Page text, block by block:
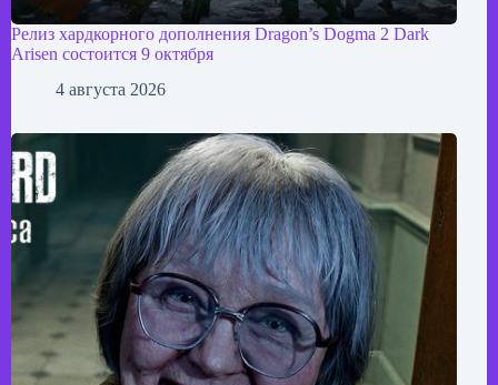
Релиз хардкорного дополнения Dragon’s Dogma 2 Dark
Arisen состоится 9 октября
4 августа 2026